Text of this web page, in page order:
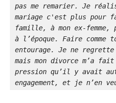
pas me remarier. Je
mariage c'est plus
famille, à mon ex-
à l’époque. Faire comme
entourage. Je ne
mais mon divorce m’a
pression qu’il y avait
engagement, et je n’en